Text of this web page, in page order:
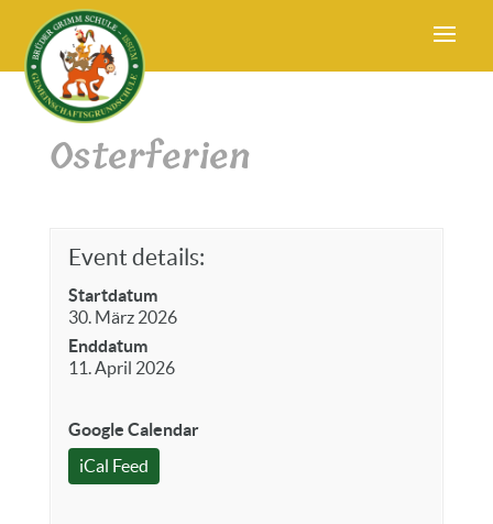
Osterferien
Event details:
Startdatum
30. März 2026
Enddatum
11. April 2026
Google Calendar
iCal Feed